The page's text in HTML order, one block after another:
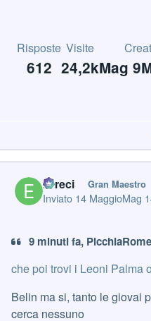
Risposte
612
Visite
24,2kMag 9
Erreci Gran Maestro
Inviato 14 MaggioMag
9 minuti fa,
che poi trovi i Leoni Palma
Belin ma si, tanto le giovai
cerca nessuno